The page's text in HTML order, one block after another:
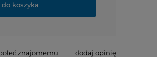
do koszyka
znajomemu
dodaj opinię